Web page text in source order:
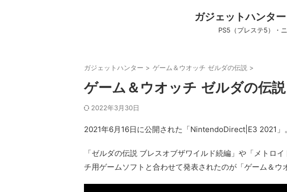
ガジェットハンタ
PS5（プレステ5）・
ガジェットハンター > ゲーム＆ウオッチ ゼルダの伝説 >
ゲーム＆ウオッチ ゼルダの伝
2022年3月30日
2021年6月16日に公開された「NintendoDirect|E3 2021」。
「ゼルダの伝説 ブレスオブザワイルド続編」や「メトロ
チ用ゲームソフトと合わせて発表されたのが「ゲーム＆ウ